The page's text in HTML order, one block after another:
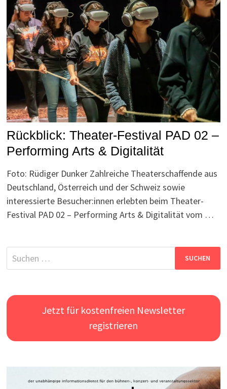
Rückblick: Theater-Festival PAD 02 –
Performing Arts & Digitalität
Foto: Rüdiger Dunker Zahlreiche Theaterschaffende aus
Deutschland, Österreich und der Schweiz sowie
interessierte Besucher:innen erlebten beim Theater-
Festival PAD 02 – Performing Arts & Digitalität vom …
Suchen
nach:
Jetzt für kostenfreien Newsletter
registrieren